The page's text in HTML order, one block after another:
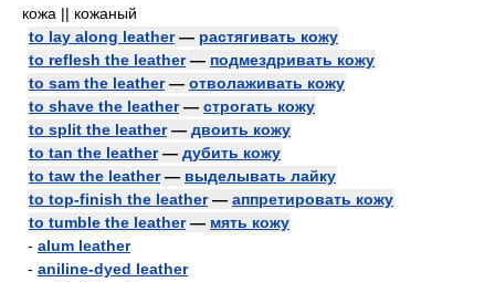
кожа || кожаный
to lay along leather— растягивать кожу
to reflesh the leather— подмездривать кожу
to sam the leather— отволаживать кожу
to shave the leather— строгать кожу
to split the leather— двоить кожу
to tan the leather— дубить кожу
to taw the leather— выделывать лайку
to top-finish the leather— аппретировать кожу
to tumble the leather— мять кожу
- alum leather
- aniline-dyed leather